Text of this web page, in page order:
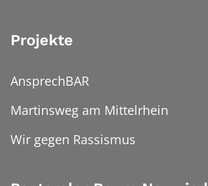
Projekte
AnsprechBAR
Martinsweg am Mittelrhein
Wir gegen Rassismus